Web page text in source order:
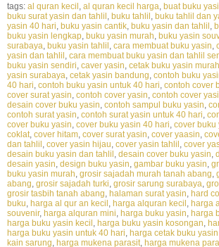
tags: al quran kecil , al quran kecil harga, buat buku
buku surat yasin dan tahlil , buku tahlil , buku tahlil dan
yasin 40 hari, buku yasin cantik, buku yasin dan tahlil ,
buku yasin lengkap, buku yasin murah, buku yasin
surabaya, buku yasin tahlil , cara membuat buku yasin,
yasin dan tahlil , cara membuat buku yasin dan tahlil
buku yasin sendiri, caver yasin, cetak buku yasin
yasin surabaya, cetak yasin bandung, contoh buku
40 hari, contoh buku yasin untuk 40 hari, contoh cover
cover surat yasin, contoh cover yasin, contoh cover
desain cover buku yasin, contoh sampul buku yasin,
contoh surat yasin, contoh surat yasin untuk 40 hari,
cover buku yasin, cover buku yasin 40 hari, cover buku
coklat, cover hitam, cover surat yasin, cover yaasin,
dan tahlil , cover yasin hijau, cover yasin tahlil , cover
desain buku yasin dan tahlil , desain cover buku yasin,
desain yasin, design buku yasin, gambar buku yasin,
buku yasin murah, grosir sajadah murah tanah abang,
abang, grosir sajadah turki, grosir sarung surabaya,
grosir tasbih tanah abang, halaman surat yasin, hard
buku, harga al qur an kecil , harga alquran kecil , harga
souvenir, harga alquran mini, harga buku yasin, harga
harga buku yasin kecil , harga buku yasin kosongan,
harga buku yasin untuk 40 hari, harga cetak buku
kain sarung, harga mukena parasit, harga mukena